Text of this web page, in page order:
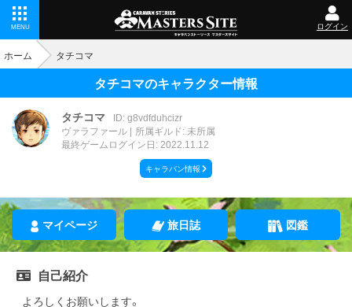
MENU ログイン
ホーム タチコマ
タチコマのキャラクター情報
タチコマ
ID: g8vdfduhcizr
ヴァラファール
所属ギルド: 未所属
最終ゲームログイン日: 2022.11.12
キャラバン情報
マイページ 旅日誌 図鑑
自己紹介
よろしくお願いします。